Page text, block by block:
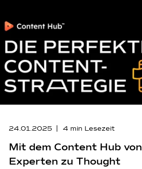
24.01.2025 4 min Lesezeit
Mit dem Content Hub von
Experten zu Thought